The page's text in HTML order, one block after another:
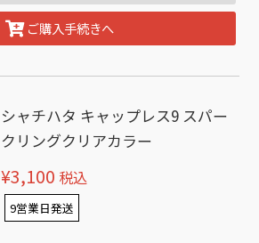
ご購入手続きへ
シャチハタ キャップレス9 スパー
クリングクリアカラー
¥3,100 税込
9営業日発送